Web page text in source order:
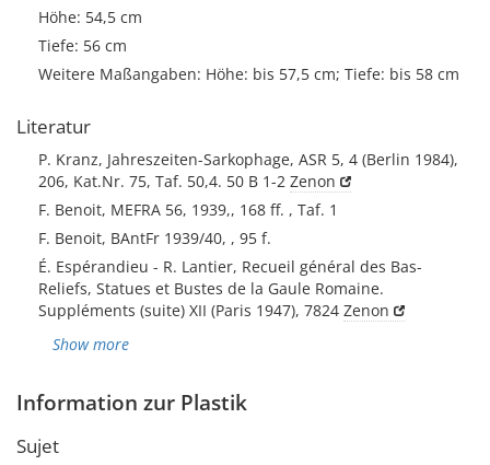
Höhe: 54,5 cm
Tiefe: 56 cm
Weitere Maßangaben: Höhe: bis 57,5 cm; Tiefe: bis 58 cm
Literatur
P. Kranz, Jahreszeiten-Sarkophage, ASR 5, 4 (Berlin 1984),
206, Kat.Nr. 75, Taf. 50,4. 50 B 1-2 Zenon
F. Benoit, MEFRA 56, 1939,, 168 ff. , Taf. 1
F. Benoit, BAntFr 1939/40, , 95 f.
É. Espérandieu - R. Lantier, Recueil général des Bas-
Reliefs, Statues et Bustes de la Gaule Romaine.
Suppléments (suite) XII (Paris 1947), 7824 Zenon
Show more
Information zur Plastik
Sujet